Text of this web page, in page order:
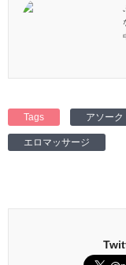
Tags アソーク
エロマッサージ